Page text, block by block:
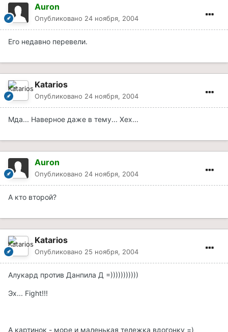
Auron
Опубликовано 24 ноября, 2004
Его недавно перевели.
Katarios
Опубликовано 24 ноября, 2004
Мда... Наверное даже в тему... Хех...
Auron
Опубликовано 24 ноября, 2004
А кто второй?
Katarios
Опубликовано 25 ноября, 2004
Алукард против Данпила Д =)))))))))))
Эх... Fight!!!
А картинок - море и маленькая тележка вдогонку =)